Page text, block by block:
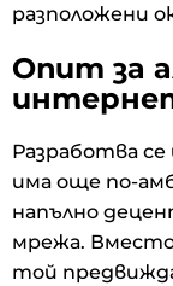
разположени
Опит за
Разработва
има още по-
напълно
мрежа.
той